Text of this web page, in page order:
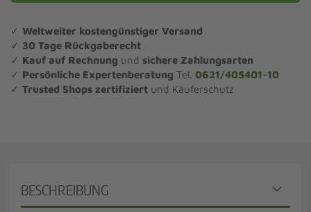
✓ Weltweiter kostengünstiger Versand
✓ 30 Tage Rückgaberecht
✓ Kauf auf Rechnung und sichere Zahlungsarten
✓ Persönliche Expertenberatung Tel. 0621/405401-10
✓ Trusted Shops zertifiziert und Käuferschutz
BESCHREIBUNG